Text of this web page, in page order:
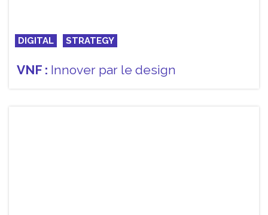
DIGITAL STRATEGY
VNF : Innover par le design